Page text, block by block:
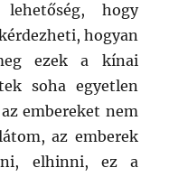
hogy
hogyan
ezek a kínai
soha egyetlen
embereket nem
az emberek
elhinni, ez a